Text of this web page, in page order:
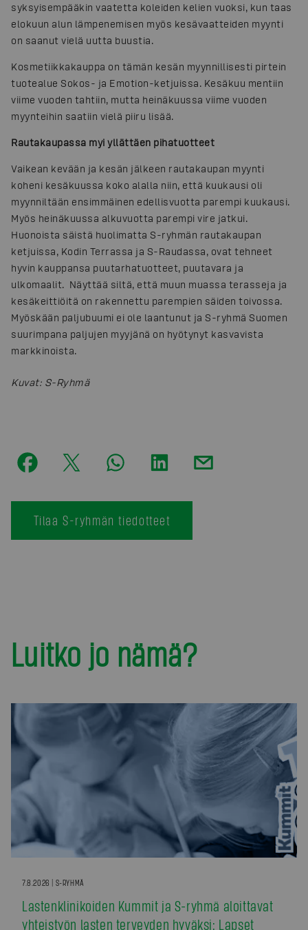
syksyisempääkin vaatetta koleiden kelien vuoksi, kun taas
elokuun alun lämpenemisen myös kesävaatteiden myynti
on saanut vielä uutta buustia.
Kosmetiikkakauppa on tämän kesän myynnillisesti pirtein
tuotealue Sokos- ja Emotion-ketjuissa. Kesäkuu mentiin
viime vuoden tahtiin, mutta heinäkuussa viime vuoden
myynteihin saatiin vielä piiru lisää.
Rautakaupassa myi yllättäen pihatuotteet
Vaikean kevään ja kesän jälkeen rautakaupan myynti
koheni kesäkuussa koko alalla niin, että kuukausi oli
myynniltään ensimmäinen edellisvuotta parempi kuukausi.
Myös heinäkuussa alkuvuotta parempi vire jatkui.
Huonoista säistä huolimatta S-ryhmän rautakaupan
ketjuissa, Kodin Terrassa ja S-Raudassa, ovat tehneet
hyvin kauppansa puutarhatuotteet, puutavara ja
ulkomaalit. Näyttää siltä, että muun muassa terasseja ja
kesäkeittiöitä on rakennettu parempien säiden toivossa.
Myöskään paljubuumi ei ole laantunut ja S-ryhmä Suomen
suurimpana paljujen myyjänä on hyötynyt kasvavista
markkinoista.
Kuvat: S-Ryhmä
Tilaa S-ryhmän tiedotteet
Luitko jo nämä?
7.8.2026 | S-RYHMÄ
Lastenklinikoiden Kummit ja S-ryhmä aloittavat
yhteistyön lasten terveyden hyväksi: Lapset